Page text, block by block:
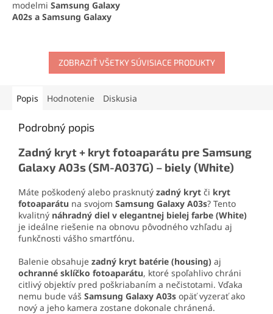
modelmi Samsung Galaxy
A02s a Samsung Galaxy
dotykovú plochu. Kompletná
sada obsahuje LCD displej a
dotykovú plochu pre
bez poškodenia. Odolná
konštrukcia z ABS plastu
zaručuje dlhú životnosť a
ZOBRAZIŤ VŠETKY SÚVISIACE PRODUKTY
Popis Hodnotenie Diskusia
Podrobný popis
Zadný kryt + kryt fotoaparátu pre Samsung
Galaxy A03s (SM-A037G) – biely (White)
Máte poškodený alebo prasknutý zadný kryt či kryt
fotoaparátu na svojom Samsung Galaxy A03s? Tento
kvalitný náhradný diel v elegantnej bielej farbe (White)
je ideálne riešenie na obnovu pôvodného vzhľadu aj
funkčnosti vášho smartfónu.
Balenie obsahuje zadný kryt batérie (housing) aj
ochranné sklíčko fotoaparátu, ktoré spoľahlivo chráni
citlivý objektív pred poškriabaním a nečistotami. Vďaka
nemu bude váš Samsung Galaxy A03s opäť vyzerať ako
nový a jeho kamera zostane dokonale chránená.